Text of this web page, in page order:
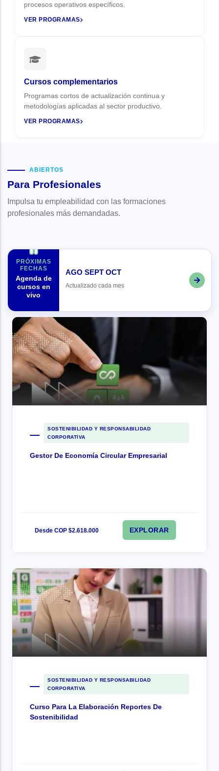
procesos operativos específicos.
VER PROGRAMAS
Cursos complementarios
Programas cortos de actualización continua y
metodologías aplicadas al sector productivo.
VER PROGRAMAS
ABIERTOS
Para Profesionales
Impulsa tu empleabilidad con las formaciones
profesionales más demandadas.
PRÓXIMAS
FECHAS
Agenda de
cursos en
vivo
AGO SEPT OCT
Actualizado cada mes
SOSTENIBILIDAD Y RESPONSABILIDAD
CORPORATIVA
Gestor De Economía Circular Empresarial
Desde COP $2.618.000 EXPLORAR
SOSTENIBILIDAD Y RESPONSABILIDAD
CORPORATIVA
Curso Para La Elaboración Reportes De
Sostenibilidad